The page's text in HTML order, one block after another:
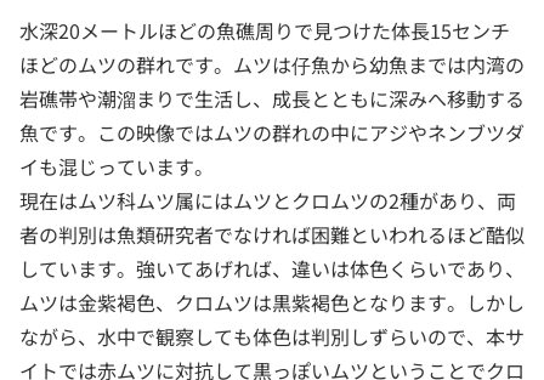
水深20メートルほどの魚礁周りで見つけた体長15センチ
ほどのムツの群れです。ムツは仔魚から幼魚までは内湾の
岩礁帯や潮溜まりで生活し、成長とともに深みへ移動する
魚です。この映像ではムツの群れの中にアジやネンブツダ
イも混じっています。
現在はムツ科ムツ属にはムツとクロムツの2種があり、両
者の判別は魚類研究者でなければ困難といわれるほど酷似
しています。強いてあげれば、違いは体色くらいであり、
ムツは金紫褐色、クロムツは黒紫褐色となります。しかし
ながら、水中で観察しても体色は判別しずらいので、本サ
イトでは赤ムツに対抗して黒っぽいムツということでクロ